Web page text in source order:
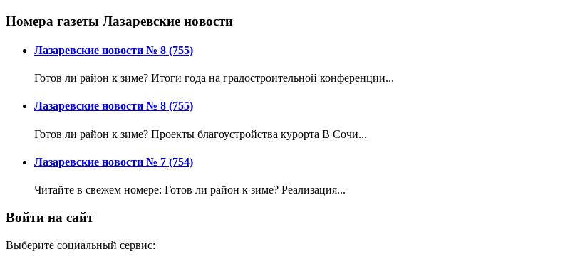
Номера газеты Лазаревские новости
Лазаревские новости № 8 (755)
Готов ли район к зиме? Итоги года на градостроительной конференции...
Лазаревские новости № 8 (755)
Готов ли район к зиме? Проекты благоустройства курорта В Сочи...
Лазаревские новости № 7 (754)
Читайте в свежем номере: Готов ли район к зиме? Реализация...
Войти на сайт
Выберите социальный сервис: